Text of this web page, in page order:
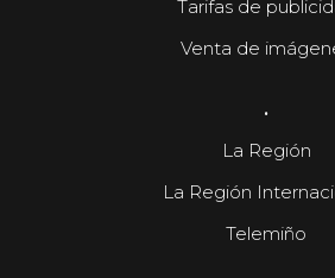
Tarifas de
Venta de
.
La Región
La Región
Telemiño